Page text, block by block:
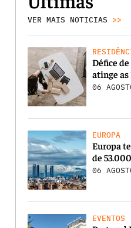
VER MAIS NOTICIAS >>
Défice
atinge as
06
EUROPA
Europa
de
06
EVENTOS